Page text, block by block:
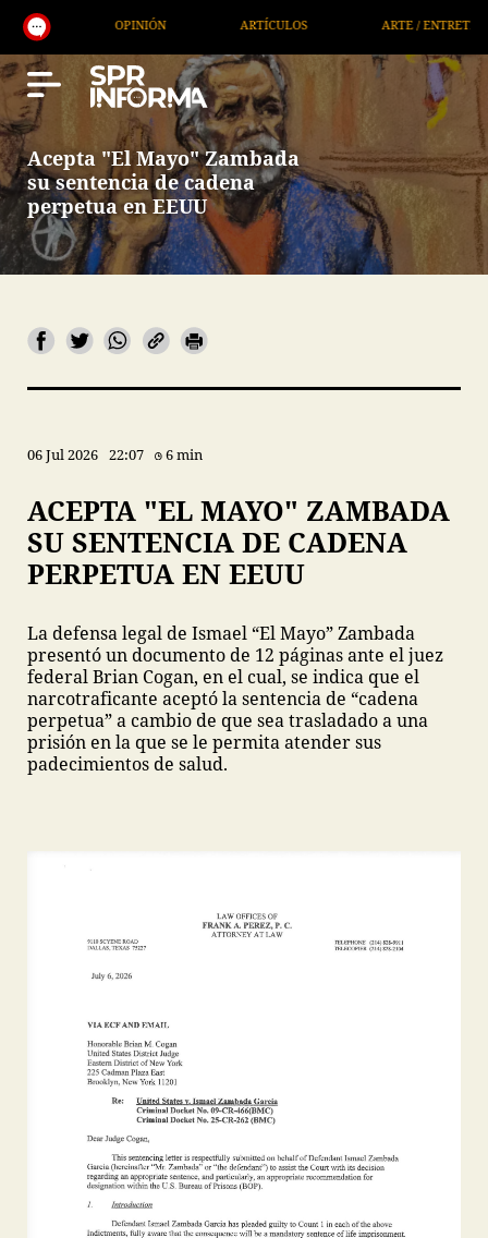
ARTÍCULOS ARTE / ENTRETENIMIENTO
Acepta "El Mayo" Zambada
su sentencia de cadena
perpetua en EEUU
06 Jul 2026 22:07 6 min
ACEPTA "EL MAYO" ZAMBADA
SU SENTENCIA DE CADENA
PERPETUA EN EEUU
La defensa legal de Ismael “El Mayo” Zambada
presentó un documento de 12 páginas ante el juez
federal Brian Cogan, en el cual, se indica que el
narcotraficante aceptó la sentencia de “cadena
perpetua” a cambio de que sea trasladado a una
prisión en la que se le permita atender sus
padecimientos de salud.